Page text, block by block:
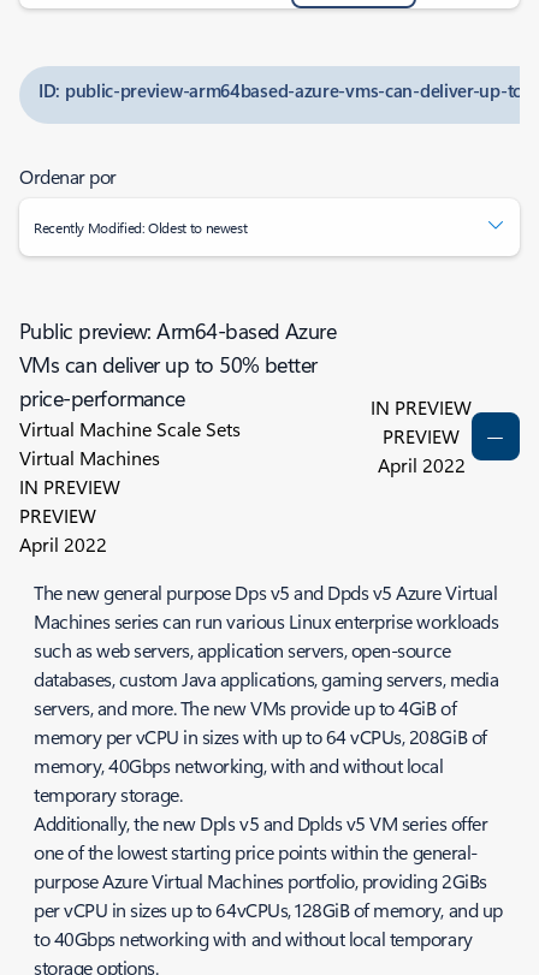
ID: public-preview-arm64based-azure-vms-can-deliver-up-to-
Ordenar por
Recently Modified: Oldest to newest
Public preview: Arm64-based Azure
VMs can deliver up to 50% better
price-performance
Virtual Machine Scale Sets
Virtual Machines
IN PREVIEW
PREVIEW
April 2022
IN PREVIEW
PREVIEW
April 2022
The new general purpose Dps v5 and Dpds v5 Azure Virtual
Machines series can run various Linux enterprise workloads
such as web servers, application servers, open-source
databases, custom Java applications, gaming servers, media
servers, and more. The new VMs provide up to 4GiB of
memory per vCPU in sizes with up to 64 vCPUs, 208GiB of
memory, 40Gbps networking, with and without local
temporary storage.
Additionally, the new Dpls v5 and Dplds v5 VM series offer
one of the lowest starting price points within the general-
purpose Azure Virtual Machines portfolio, providing 2GiBs
per vCPU in sizes up to 64vCPUs, 128GiB of memory, and up
to 40Gbps networking with and without local temporary
storage options.